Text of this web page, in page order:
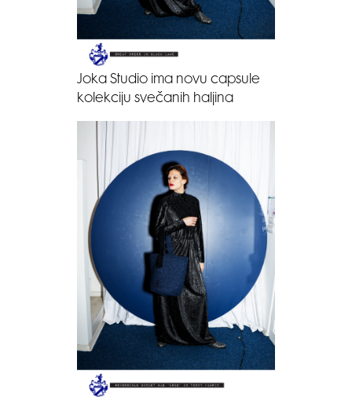
Joka Studio ima novu capsule
kolekciju svečanih haljina